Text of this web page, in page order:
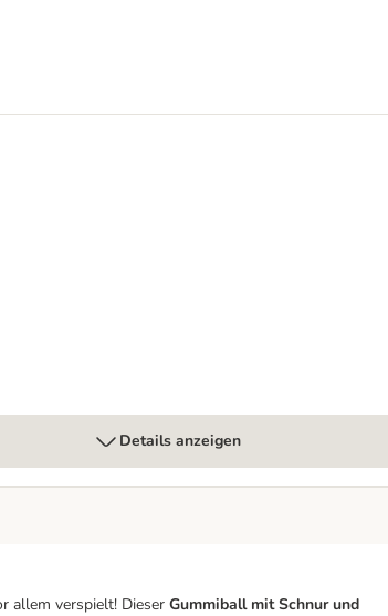
Details anzeigen
allem verspielt! Dieser Gummiball mit Schnur und